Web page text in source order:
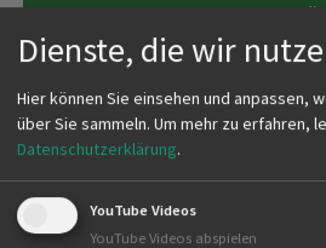
WILD AUS DEM LANDKREIS
Mit unserem Wildbret treffen Sie
ist köstlich im Geschmack, von
ohne lange Transportwege und
Unser heimisches Wild wächst in
Lebensraum auf. Es bewegt sich
ernährt sich zu 100% von „Natur
Dienste, die wir
Hier können Sie einsehen und anpassen,
über Sie sammeln. Um mehr zu erfahren,
Datenschutzerklärung.
YouTube Videos
YouTube Videos abspielen